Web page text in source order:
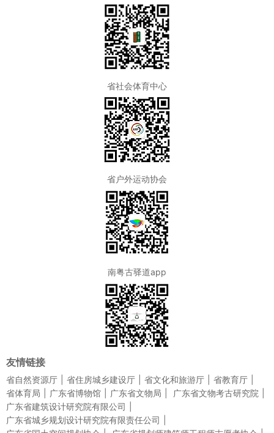
省社会体育中心
省户外运动协会
南粤古驿道app
友情链接
省自然资源厅 省住房城乡建设厅 省文化和旅游厅
省教育厅
省体育局
广东省博物馆 广东省文物局
广东省文物考古研究院
广东省建筑设计研究院有限公司
广东省城乡规划设计研究院有限责任公司